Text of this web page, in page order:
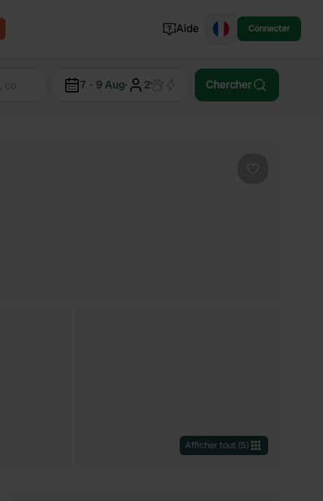
Aide Connecter
7 - 9 Aug· 2 Chercher
Afficher tout (5)